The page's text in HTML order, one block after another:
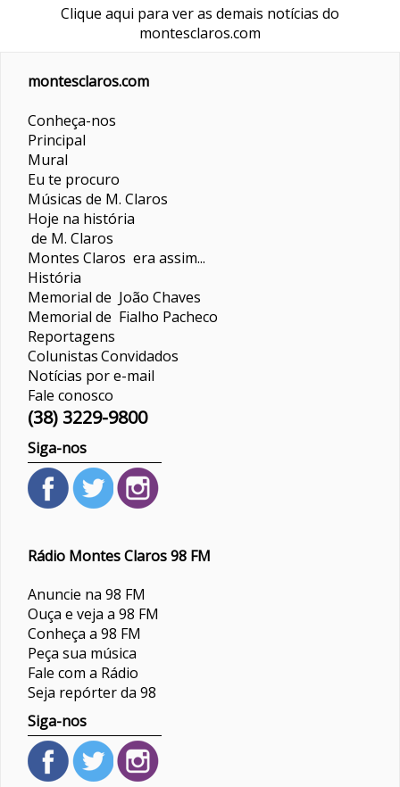
Clique aqui para ver as demais notícias do
montesclaros.com
montesclaros.com
Conheça-nos
Principal
Mural
Eu te procuro
Músicas de M. Claros
Hoje na história
de M. Claros
Montes Claros era assim...
História
Memorial de João Chaves
Memorial de Fialho Pacheco
Reportagens
ColunistasConvidados
Notícias por e-mail
Fale conosco
(38) 3229-9800
Siga-nos
Rádio Montes Claros 98 FM
Anuncie na 98 FM
Ouça e veja a 98 FM
Conheça a 98 FM
Peça sua música
Fale com a Rádio
Seja repórter da 98
Siga-nos